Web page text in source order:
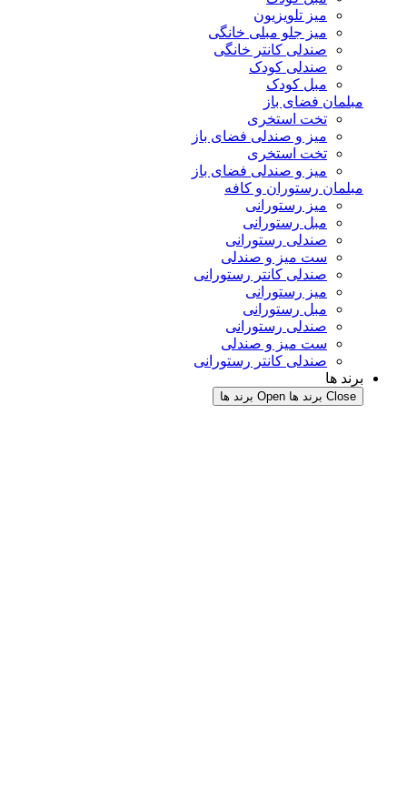
میز تلویزیون
میز جلو مبلی خانگی
صندلی کانتر خانگی
صندلی کودک
مبل کودک
فضای باز
تخت استخری
میز و صندلی فضای باز
تخت استخری
میز و صندلی فضای باز
رستوران و کافه
میز رستورانی
مبل رستورانی
صندلی رستورانی
ست میز و صندلی
صندلی کانتر رستورانی
میز رستورانی
مبل رستورانی
صندلی رستورانی
ست میز و صندلی
صندلی کانتر رستورانی
Open برند ها